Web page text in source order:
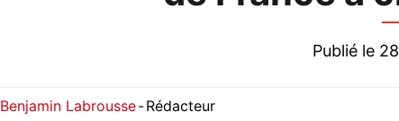
Publié le
Benjamin Labrousse-Rédacteur